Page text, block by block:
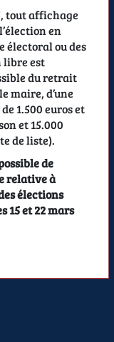
tout affichage
en
électoral ou des
libre est
du retrait
maire, d’une
1.500 euros et
et 15.000
de liste).
de
relative à
élections
15 et 22 mars